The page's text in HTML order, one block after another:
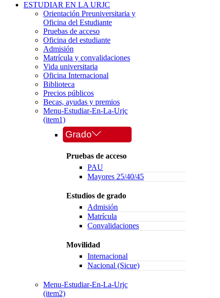
ESTUDIAR EN LA URJC
Orientación Preuniversitaria y
Oficina del Estudiante
Pruebas de acceso
Oficina del estudiante
Admisión
Matrícula y convalidaciones
Vida universitaria
Oficina Internacional
Biblioteca
Precios públicos
Becas, ayudas y premios
Menu-Estudiar-En-La-Urjc
(item1)
Grado
Pruebas de acceso
PAU
Mayores 25/40/45
Estudios de grado
Admisión
Matrícula
Convalidaciones
Movilidad
Internacional
Nacional (Sicue)
Menu-Estudiar-En-La-Urjc
(item2)